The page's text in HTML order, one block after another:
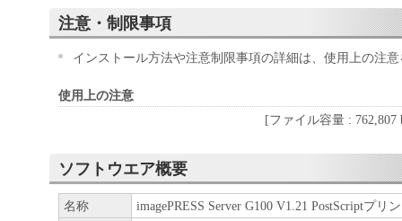
注意・制限事項
インストール方法や注意制限事項の詳細は、使用上の注
使用上の注意
[ファイル容量 :
ソフトウエア概要
名称 imagePRESS Server G100 V1.21 PostScriptプリ